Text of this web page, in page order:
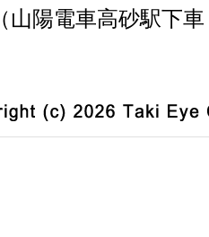
（山陽電車高砂駅下